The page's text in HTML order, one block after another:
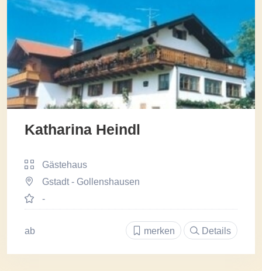
Katharina Heindl
Gästehaus
Gstadt - Gollenshausen
-
ab merken Details